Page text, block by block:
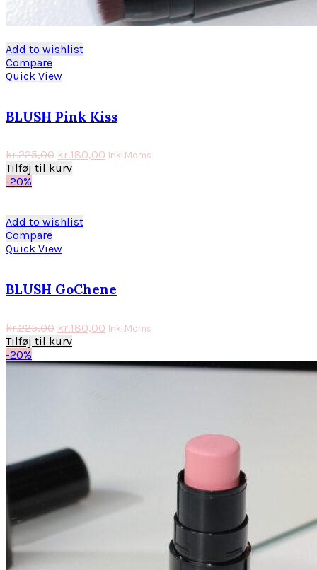
Add to wishlist
Compare
Quick View
BLUSH Pink Kiss
kr.225,00 kr.180,00 Inkl.Moms
Tilføj til kurv
-20%
Add to wishlist
Compare
Quick View
BLUSH GoChene
kr.225,00 kr.180,00 Inkl.Moms
Tilføj til kurv
-20%